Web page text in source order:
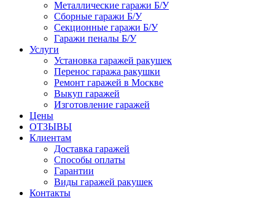
Металлические гаражи Б/У
Сборные гаражи Б/У
Секционные гаражи Б/У
Гаражи пеналы Б/У
Услуги
Установка гаражей ракушек
Перенос гаража ракушки
Ремонт гаражей в Москве
Выкуп гаражей
Изготовление гаражей
Цены
ОТЗЫВЫ
Клиентам
Доставка гаражей
Способы оплаты
Гарантии
Виды гаражей ракушек
Контакты